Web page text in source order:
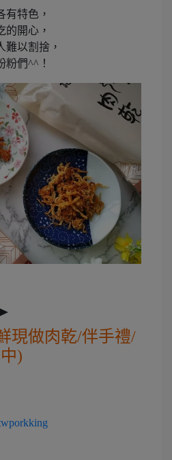
有特色，
的開心，
難以割捨，
粉們^^！
現做肉乾/伴手禮/
)